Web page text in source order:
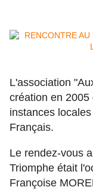
L'association
création en
instances
Français.
Le rendez-vous
Triomphe était
Françoise